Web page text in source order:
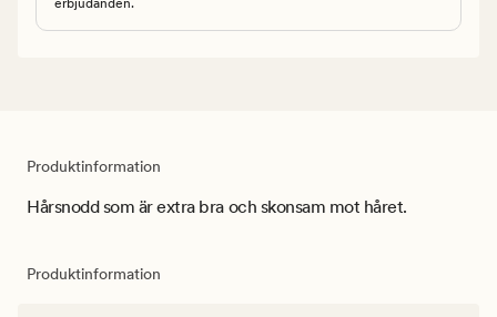
Produktinformation
Hårsnodd som är extra bra och skonsam mot håret.
Produktinformation